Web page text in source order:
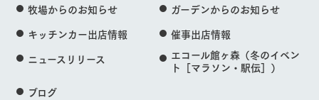
牧場からのお知らせ
ガーデンからのお知らせ
キッチンカー出店情報
催事出店情報
ニュースリリース
エコール館ヶ森（冬のイベン
ト［マラソン・駅伝］）
ブログ